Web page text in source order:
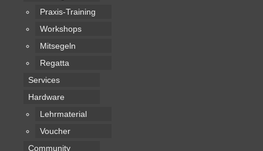
Praxis-Training
Workshops
Mitsegeln
Regatta
Services
Hardware
Lehrmaterial
Voucher
Community